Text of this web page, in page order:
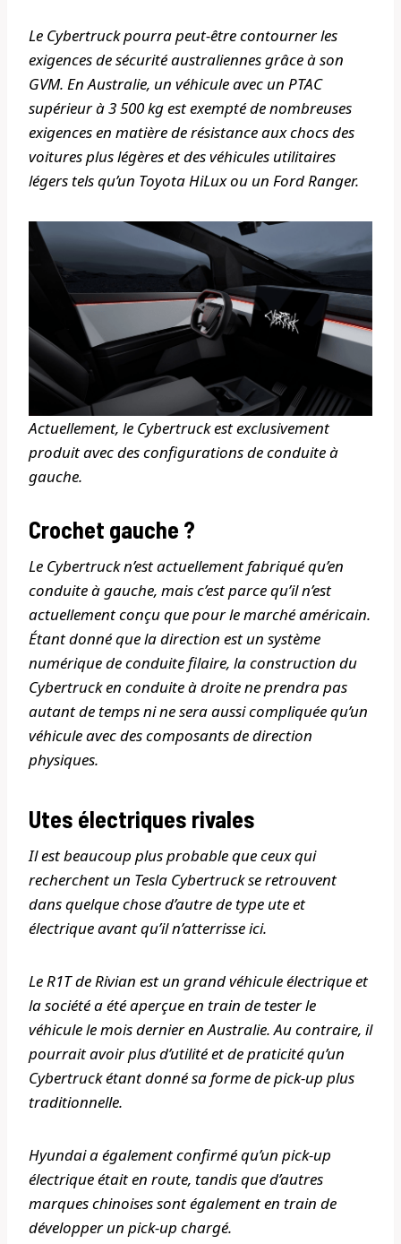
Le Cybertruck pourra peut-être contourner les
exigences de sécurité australiennes grâce à son
GVM. En Australie, un véhicule avec un PTAC
supérieur à 3 500 kg est exempté de nombreuses
exigences en matière de résistance aux chocs des
voitures plus légères et des véhicules utilitaires
légers tels qu’un Toyota HiLux ou un Ford Ranger.
Actuellement, le Cybertruck est exclusivement
produit avec des configurations de conduite à
gauche.
Crochet gauche ?
Le Cybertruck n’est actuellement fabriqué qu’en
conduite à gauche, mais c’est parce qu’il n’est
actuellement conçu que pour le marché américain.
Étant donné que la direction est un système
numérique de conduite filaire, la construction du
Cybertruck en conduite à droite ne prendra pas
autant de temps ni ne sera aussi compliquée qu’un
véhicule avec des composants de direction
physiques.
Utes électriques rivales
Il est beaucoup plus probable que ceux qui
recherchent un Tesla Cybertruck se retrouvent
dans quelque chose d’autre de type ute et
électrique avant qu’il n’atterrisse ici.
Le R1T de Rivian est un grand véhicule électrique et
la société a été aperçue en train de tester le
véhicule le mois dernier en Australie. Au contraire, il
pourrait avoir plus d’utilité et de praticité qu’un
Cybertruck étant donné sa forme de pick-up plus
traditionnelle.
Hyundai a également confirmé qu’un pick-up
électrique était en route, tandis que d’autres
marques chinoises sont également en train de
développer un pick-up chargé.